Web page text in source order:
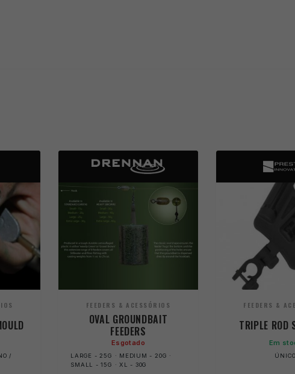
/
FEEDERS & ACESSÓRIOS
OVAL GROUNDBAIT
FEEDERS
Esgotado
LARGE - 25G · MEDIUM - 20G ·
SMALL - 15G · XL - 30G
FEEDERS &
TRIPLE ROD
Em
ÚNICO